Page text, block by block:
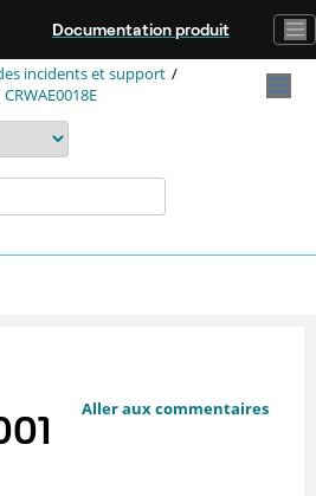
Documentation produit
incidents et support
CRWAE0018E
Aller aux commentaires